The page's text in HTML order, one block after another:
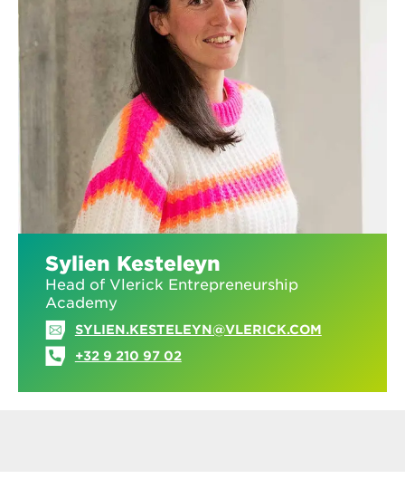
Sylien Kesteleyn
Head of Vlerick Entrepreneurship
Academy
SYLIEN.KESTELEYN@VLERICK.COM
+32 9 210 97 02